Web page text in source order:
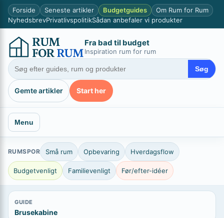
Spring
indhold
Forside Seneste artikler Budgetguides
Om Rum for Rum
NyhedsbrevPrivatlivspolitikSådan anbefaler vi produkter
Fra bad til budget
Inspiration rum for rum
Søg
Gemte artikler Start her
Menu
RUMSPOR Små rum Opbevaring Hverdagsflow
Budgetvenligt Familievenligt Før/efter-idéer
GUIDE
Brusekabine